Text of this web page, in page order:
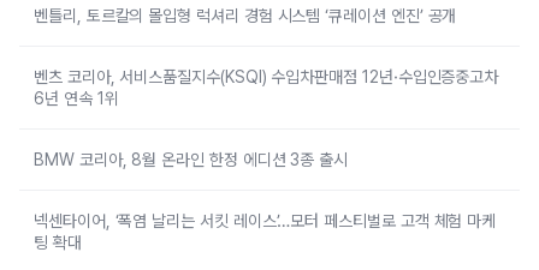
벤틀리, 토르칼의 몰입형 럭셔리 경험 시스템 ‘큐레이션 엔진’ 공개
벤츠 코리아, 서비스품질지수(KSQI) 수입차판매점 12년·수입인증중고차
6년 연속 1위
BMW 코리아, 8월 온라인 한정 에디션 3종 출시
넥센타이어, ‘폭염 날리는 서킷 레이스’…모터 페스티벌로 고객 체험 마케
팅 확대